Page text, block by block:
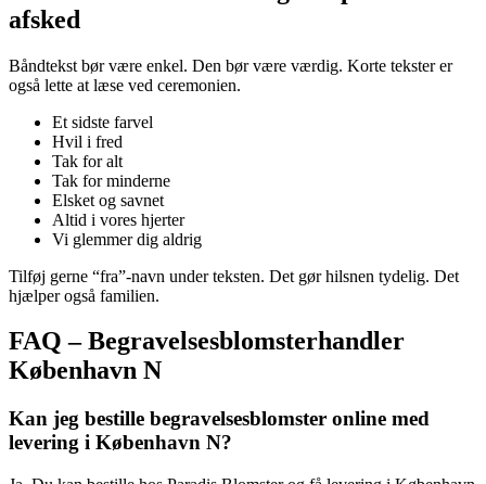
afsked
Båndtekst bør være enkel. Den bør være værdig. Korte tekster er
også lette at læse ved ceremonien.
Et sidste farvel
Hvil i fred
Tak for alt
Tak for minderne
Elsket og savnet
Altid i vores hjerter
Vi glemmer dig aldrig
Tilføj gerne “fra”-navn under teksten. Det gør hilsnen tydelig. Det
hjælper også familien.
FAQ – Begravelsesblomsterhandler
København N
Kan jeg bestille begravelsesblomster online med
levering i København N?